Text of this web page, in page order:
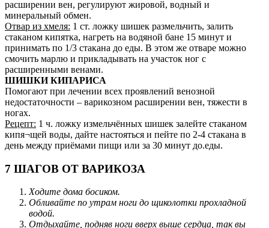
расширении вен, регулируют жировой, водный и
минеральный обмен.
Отвар из хмеля: 1 ст. ложку шишек размельчить, залить
стаканом кипятка, нагреть на водяной бане 15 минут и
принимать по 1/3 стакана до еды. В этом же отваре можно
смочить марлю и прикладывать на участок ног с
расширенными венами.
ШИШКИ КИПАРИСА
Помогают при лечении всех проявлений венозной
недостаточности – варикозном расширении вен, тяжести в
ногах.
Рецепт: 1 ч. ложку измельчённых шишек залейте стаканом
кипя¬щей воды, дайте настояться и пейте по 2-4 стакана в
день между приёмами пищи или за 30 минут до.еды.
7 ШАГОВ ОТ ВАРИКОЗА
Ходите дома босиком.
Обливайте по утрам ноги до щиколотки прохладной
водой.
Отдыхайте, подняв ноги вверх выше сердца, так вы